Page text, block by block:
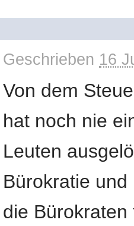
Geschrieben 16
Von dem
hat noch nie
Leuten
Bürokratie
die